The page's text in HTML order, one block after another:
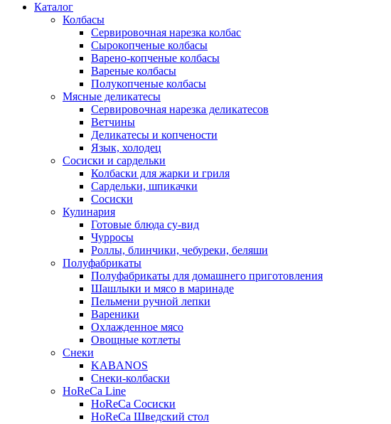
Каталог
Колбасы
Сервировочная нарезка колбас
Сырокопченые колбасы
Варено-копченые колбасы
Вареные колбасы
Полукопченые колбасы
Мясные деликатесы
Сервировочная нарезка деликатесов
Ветчины
Деликатесы и копчености
Язык, холодец
Сосиски и сардельки
Колбаски для жарки и гриля
Сардельки, шпикачки
Сосиски
Кулинария
Готовые блюда су-вид
Чурросы
Роллы, блинчики, чебуреки, беляши
Полуфабрикаты
Полуфабрикаты для домашнего приготовления
Шашлыки и мясо в маринаде
Пельмени ручной лепки
Вареники
Охлажденное мясо
Овощные котлеты
Снеки
KABANOS
Снеки-колбаски
HoReCa Line
HoReCa Сосиски
HoReCa Шведский стол